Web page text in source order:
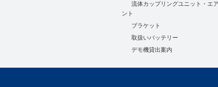
流体カップリングユニット・エ
ント
ブラケット
取扱いバッテリー
デモ機貸出案内